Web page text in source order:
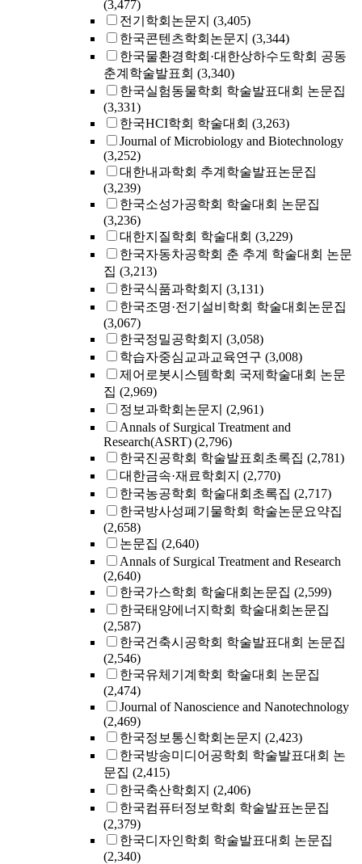
(3,477)
전기학회논문지 (3,405)
한국콘텐츠학회논문지 (3,344)
한국물환경학회·대한상하수도학회 공동
춘계학술발표회 (3,340)
한국실험동물학회 학술발표대회 논문집
(3,331)
한국HCI학회 학술대회 (3,263)
Journal of Microbiology and Biotechnology
(3,252)
대한내과학회 추계학술발표논문집
(3,239)
한국소성가공학회 학술대회 논문집
(3,236)
대한지질학회 학술대회 (3,229)
한국자동차공학회 춘 추계 학술대회 논문
집 (3,213)
한국식품과학회지 (3,131)
한국조명·전기설비학회 학술대회논문집
(3,067)
한국정밀공학회지 (3,058)
학습자중심교과교육연구 (3,008)
제어로봇시스템학회 국제학술대회 논문
집 (2,969)
정보과학회논문지 (2,961)
Annals of Surgical Treatment and
Research(ASRT) (2,796)
한국진공학회 학술발표회초록집 (2,781)
대한금속·재료학회지 (2,770)
한국농공학회 학술대회초록집 (2,717)
한국방사성폐기물학회 학술논문요약집
(2,658)
논문집 (2,640)
Annals of Surgical Treatment and Research
(2,640)
한국가스학회 학술대회논문집 (2,599)
한국태양에너지학회 학술대회논문집
(2,587)
한국건축시공학회 학술발표대회 논문집
(2,546)
한국유체기계학회 학술대회 논문집
(2,474)
Journal of Nanoscience and Nanotechnology
(2,469)
한국정보통신학회논문지 (2,423)
한국방송미디어공학회 학술발표대회 논
문집 (2,415)
한국축산학회지 (2,406)
한국컴퓨터정보학회 학술발표논문집
(2,379)
한국디자인학회 학술발표대회 논문집
(2,340)